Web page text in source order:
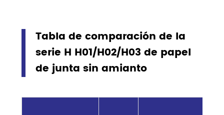
Tabla de comparación de la
serie H H01/H02/H03 de papel
de junta sin amianto